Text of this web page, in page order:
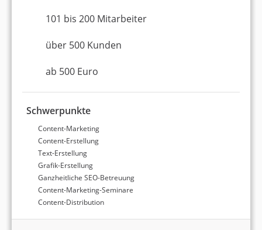
101 bis 200 Mitarbeiter
über 500 Kunden
ab 500 Euro
Schwerpunkte
Content-Marketing
Content-Erstellung
Text-Erstellung
Grafik-Erstellung
Ganzheitliche SEO-Betreuung
Content-Marketing-Seminare
Content-Distribution